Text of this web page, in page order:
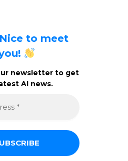
to meet
newsletter to get
AI news.